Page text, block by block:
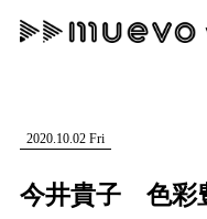
記事を検索する
"読者の声を形にす
2020.10.02 Fri
今井貴子 色彩